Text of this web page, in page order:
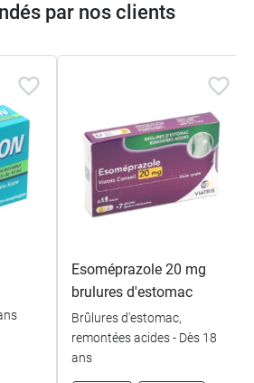
par nos clients
Esoméprazole 20 mg
brulures d'estomac
Brûlures d'estomac,
remontées acides - Dès 18
ans